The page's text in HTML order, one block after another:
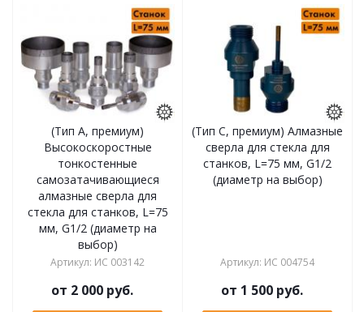
(Тип А, премиум)
Высокоскоростные
тонкостенные
самозатачивающиеся
алмазные сверла для
стекла для станков, L=75
мм, G1/2 (диаметр на
выбор)
Артикул: ИС 003142
от 2 000 руб.
(Тип С, премиум) Алмазные
сверла для стекла для
станков, L=75 мм, G1/2
(диаметр на выбор)
Артикул: ИС 004754
от 1 500 руб.